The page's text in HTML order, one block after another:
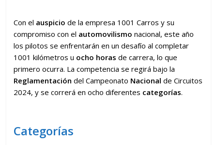
Con el auspicio de la empresa 1001 Carros y su
compromiso con el automovilismo nacional, este año
los pilotos se enfrentarán en un desafío al completar
1001 kilómetros u ocho horasde carrera, lo que
primero ocurra. La competencia se regirá bajo la
Reglamentación del Campeonato Nacional de Circuitos
2024, y se correrá en ocho diferentes categorías.
Categorías